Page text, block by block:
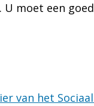
moet een
van het